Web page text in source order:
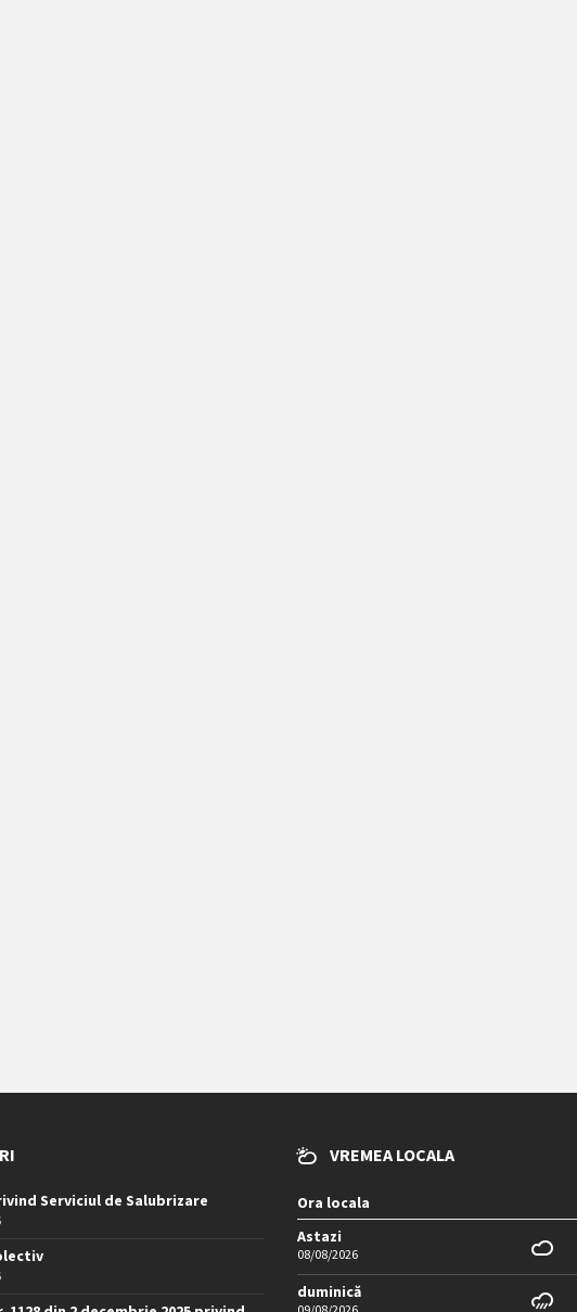
Serviciul de Salubrizare
VREMEA LOCALA
Ora locala
Astazi
08/08/2026
duminică